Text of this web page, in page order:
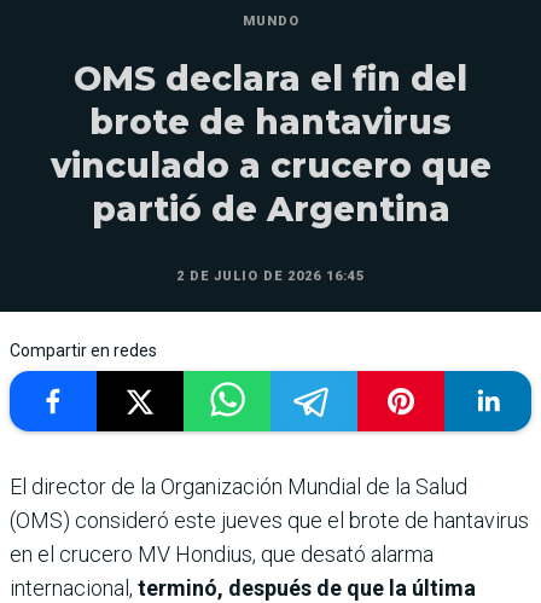
MUNDO
OMS declara el fin del
brote de hantavirus
vinculado a crucero que
partió de Argentina
2 DE JULIO DE 2026 16:45
Compartir en redes
El director de la Organización Mundial de la Salud
(OMS) consideró este jueves que el brote de hantavirus
en el crucero MV Hondius, que desató alarma
internacional, terminó, después de que la última